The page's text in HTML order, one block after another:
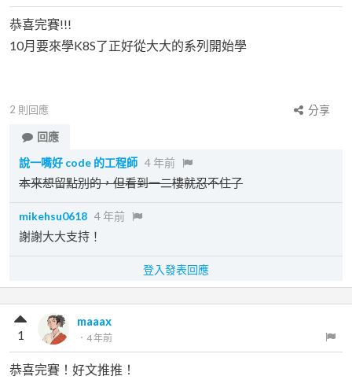
恭喜完賽!!!
10月要來學K8S了正好從大大的系列開始學
2 則回應
分享
回應
說一嘴好 code 的工程師 4 年前
本來想留點別的，但看到一二樓就忍不住了
mikehsu0618 4 年前
謝謝大大支持！
登入發表回應
maaax
． 4 年前
1
恭喜完賽！好文推推！